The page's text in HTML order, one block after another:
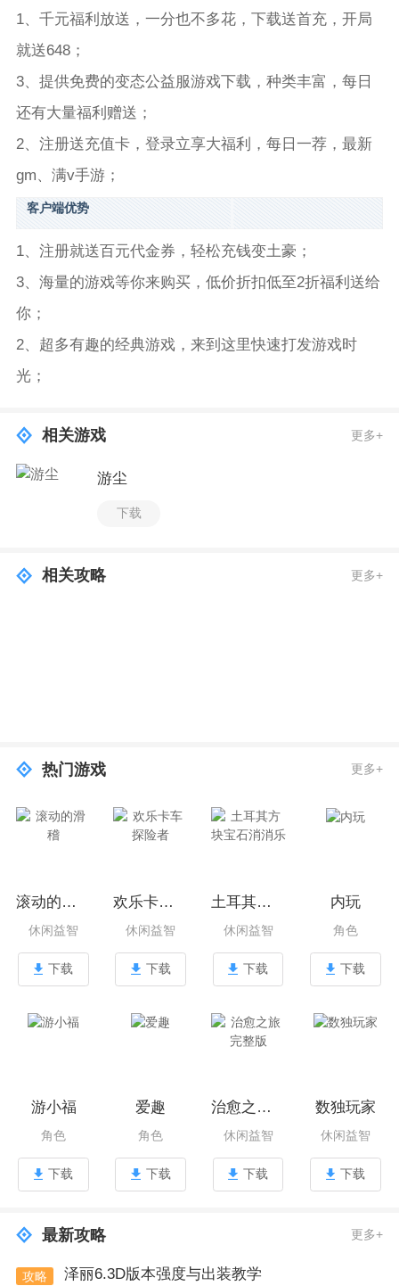
1、千元福利放送，一分也不多花，下载送首充，开局
就送648；
3、提供免费的变态公益服游戏下载，种类丰富，每日
还有大量福利赠送；
2、注册送充值卡，登录立享大福利，每日一荐，最新
gm、满v手游；
客户端优势
1、注册就送百元代金券，轻松充钱变土豪；
3、海量的游戏等你来购买，低价折扣低至2折福利送给
你；
2、超多有趣的经典游戏，来到这里快速打发游戏时
光；
相关游戏 更多+
游尘
下载
相关攻略 更多+
热门游戏 更多+
滚动的滑稽
休闲益智
下载
欢乐卡车探险者
休闲益智
下载
土耳其方块宝石消消乐
休闲益智
下载
内玩
角色
下载
游小福
角色
下载
爱趣
角色
下载
治愈之旅完整版
休闲益智
下载
数独玩家
休闲益智
下载
最新攻略 更多+
攻略 泽丽6.3D版本强度与出装教学